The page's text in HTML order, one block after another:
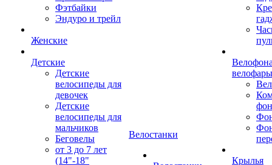
Фэтбайки
Эндуро и трейл
Женские
Детские
Детские
велосипеды для
девочек
Детские
велосипеды для
мальчиков
Беговелы
от 3 до 7 лет
(14"-18"
Велостанки
велофары
Крылья